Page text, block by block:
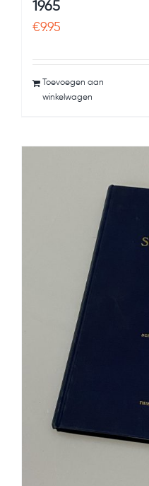
1965
€9.95
Toevoegen aan
winkelwagen